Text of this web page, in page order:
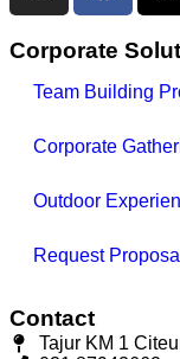
Corporate
Team Building
Corporate
Outdoor
Request Proposal
Contact
Tajur KM 1